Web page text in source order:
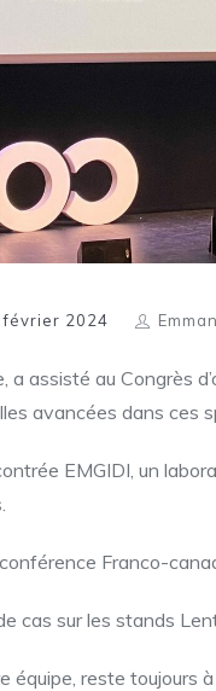
février 2024
a assisté au Congrès
avancées dans ces
EMGIDI, un
Franco-
cas sur les stands
équipe, reste toujours